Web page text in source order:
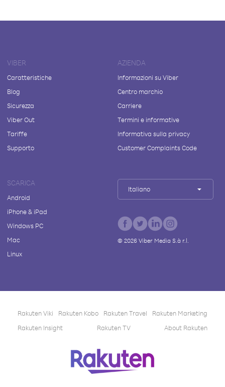
VIBER
Caratteristiche
Blog
Sicurezza
Viber Out
Tariffe
Supporto
AZIENDA
Informazioni su Viber
Centro marchio
Carriere
Termini e informative
Informativa sulla privacy
Customer Complaints Code
SCARICA
Android
iPhone & iPad
Windows PC
Mac
Linux
Italiano
© 2026Viber Media S.à r.l.
Rakuten Viki Rakuten Kobo Rakuten Travel
Rakuten Marketing
Rakuten Insight
Rakuten TV About Rakuten